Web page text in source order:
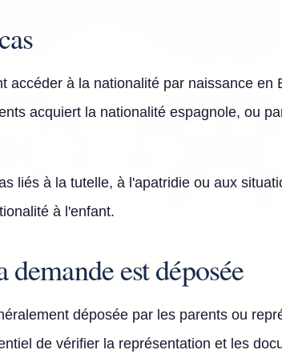
accéder à la nationalité par naissance en
acquiert la nationalité espagnole, ou
liés à la tutelle, à l'apatridie ou aux
à l'enfant.
est déposée
déposée par les parents ou
de vérifier la représentation et les